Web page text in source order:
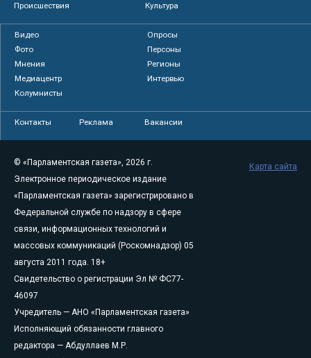
Происшествия
Культура
Видео
Опросы
Фото
Персоны
Мнения
Регионы
Медиацентр
Интервью
Колумнисты
Контакты Реклама Вакансии
© «Парламентская газета», 2026 г.
Электронное периодическое издание
«Парламентская газета» зарегистрировано в
Федеральной службе по надзору в сфере
связи, информационных технологий и
массовых коммуникаций (Роскомнадзор) 05
августа 2011 года. 18+
Свидетельство о регистрации Эл № ФС77-
46097
Учредитель — АНО «Парламентская газета»
Исполняющий обязанности главного
редактора — Абдуллаев М.Р.
Карта сайта